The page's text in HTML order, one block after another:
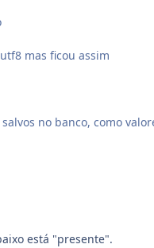
mas ficou assim
no banco, como
está "presente".